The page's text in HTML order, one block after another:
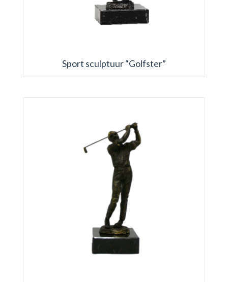
Sport sculptuur “Golfster”